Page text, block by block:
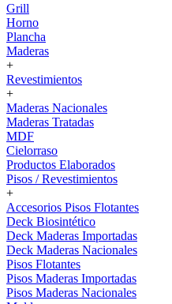
Grill
Horno
Plancha
Maderas
+
Revestimientos
+
Maderas Nacionales
Maderas Tratadas
MDF
Cielorraso
Productos Elaborados
Pisos / Revestimientos
+
Accesorios Pisos Flotantes
Deck Biosintético
Deck Maderas Importadas
Deck Maderas Nacionales
Pisos Flotantes
Pisos Maderas Importadas
Pisos Maderas Nacionales